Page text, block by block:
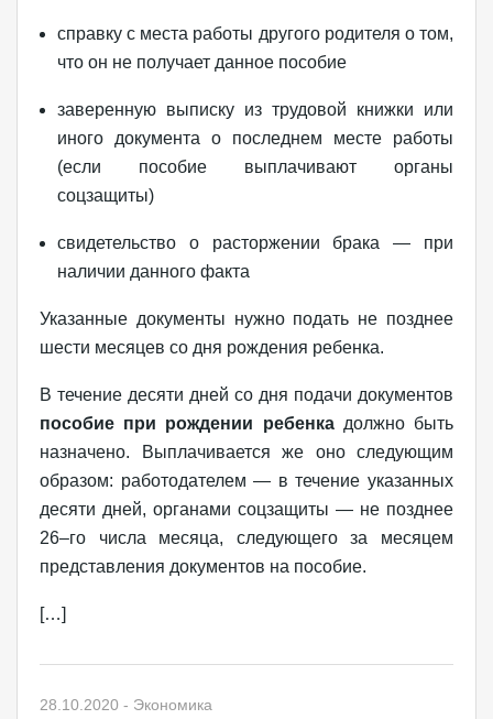
справку с места работы другого родителя о том,
что он не получает данное пособие
заверенную выписку из трудовой книжки или
иного документа о последнем месте работы
(если пособие выплачивают органы
соцзащиты)
свидетельство о расторжении брака — при
наличии данного факта
Указанные документы нужно подать не позднее
шести месяцев со дня рождения ребенка.
В течение десяти дней со дня подачи документов
пособие при рождении ребенкадолжно быть
назначено. Выплачивается же оно следующим
образом: работодателем — в течение указанных
десяти дней, органами соцзащиты — не позднее
26–го числа месяца, следующего за месяцем
представления документов на пособие.
[…]
28.10.2020 - Экономика